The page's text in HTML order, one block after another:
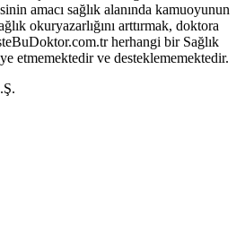
amacı sağlık alanında kamuoyunun
okuryazarlığını arttırmak, doktora
herhangi bir Sağlık
etmemektedir ve desteklememektedir.